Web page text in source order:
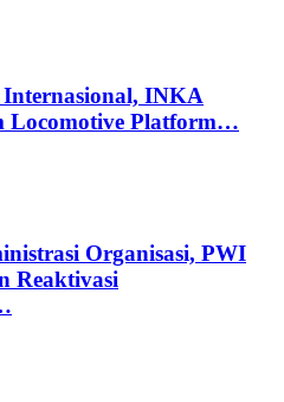
Internasional, INKA
Locomotive Platform…
Organisasi, PWI
Reaktivasi